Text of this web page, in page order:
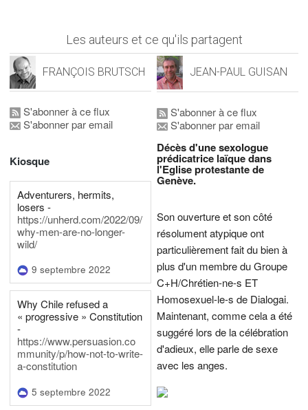
Les auteurs et ce qu'ils partagent
FRANÇOIS BRUTSCH
S'abonner à ce flux
S'abonner par email
Kiosque
Adventurers, hermits,
losers -
https://unherd.com/2022/09/
why-men-are-no-longer-
wild/
9 septembre 2022
Why Chile refused a
« progressive » Constitution
-
https://www.persuasion.co
mmunity/p/how-not-to-write-
a-constitution
5 septembre 2022
JEAN-PAUL GUISAN
S'abonner à ce flux
S'abonner par email
Décès d'une sexologue
prédicatrice laïque dans
l'Eglise protestante de
Genève.
Son ouverture et son côté
résolument atypique ont
particulièrement fait du bien à
plus d'un membre du Groupe
C+H/Chrétien-ne-s ET
Homosexuel-le-s de Dialogai.
Maintenant, comme cela a été
suggéré lors de la célébration
d'adieux, elle parle de sexe
avec les anges.